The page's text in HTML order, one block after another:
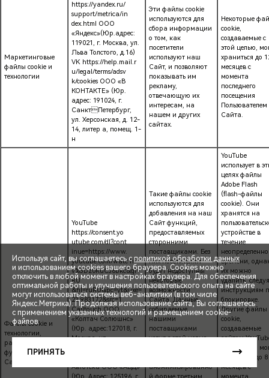
СПЕЦПРЕДЛОЖЕНИЯ
ЗАПИСЬ НА ТЕСТ-ДРАЙВ
Маркетинговые
файлы cookie и
технологии
https://yandex.ru/
support/metrica/in
dex.html ООО
«Яндекс»(Юр.адрес:
119021, г. Москва, ул.
Льва Толстого, д.16)
VK https://help.mail.r
u/legal/terms/adsv
k/cookies ООО «В
КОНТАКТЕ» (Юр.
адрес: 191024, г.
СанктПетербург,
ул. Херсонская, д. 12-
14, литер а, помещ. 1-
н
Эти файлы cookie
используются для
сбора информации
о том, как
посетители
используют наш
Сайт, и позволяют
показывать им
рекламу,
отвечающую их
интересам, на
нашем и других
сайтах.
Некоторые
cookie,
создаваемые с
этой целью,
храниться до
месяцев с
момента
последнего
посещения
Пользователем
Сайта.
Файлы cookie и
технологии,
расширяющие
функциональность
Сайта
YouTube
https://consent.yo
utube.com/dl?cont
inue=https://www.
youtube.com/watc h?
v%3Dz0RuCJ6bkc&gl=
RU
&hl=ruRU&pc=yt&uxe=
23 983172&src=1
Calltouch ООО
«Колтач Солюшнс»
(Юр. адрес:127018, г.
Москва, ул
Автотека ООО «АБД»
Такие файлы cookie
используются для
добавления на наш
Сайт функций,
предоставляемых
сторонними
поставщиками. Без
них посетителям
будут недоступны
некоторые
возможности
Сайта. Данные,
собираемые
нашими
поставщиками
услуг с этой целью,
анонимизированно
YouTube
использует в
целях файлы
Adobe Flash
(flash-файлы
cookie). Они
хранятся на
устройстве в
течение
времени,
их можно
удалить, следуя
инструкциям
блокировке.
Другие файлы
cookie,
создаваемые
сайтом
этой целью,
храниться до 8
месяцев с
Используя сайт, вы соглашаетесь сполитикой обработки данных
и использованием cookies вашего браузера. Cookies можно
отключить в любой момент в настройках браузера. Для обеспечения
оптимальной работы и улучшения пользовательского опыта на сайте
могут использоваться системы веб-аналитики (в том числе
Яндекс.Метрика). Продолжая использование сайта, Вы соглашаетесь
с применением указанных технологий и размещением cookie-
файлов.
ПРИНЯТЬ